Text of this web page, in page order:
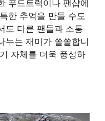
푸드트럭이나 팬샵에
한 추억을 만들 수도
도 다른 팬들과 소통
누는 재미가 쏠쏠합니
자체를 더욱 풍성하